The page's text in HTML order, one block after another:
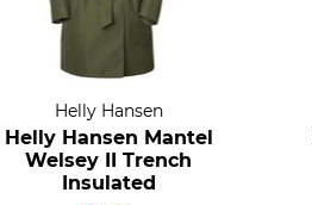
Helly Hansen
Helly Hansen Mantel
Welsey II Trench
Insulated